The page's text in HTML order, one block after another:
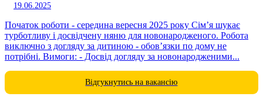
19.06.2025
Початок роботи - середина вересня 2025 року Сім’я шукає
турботливу і досвідчену няню для новонародженого. Робота
виключно з догляду за дитиною - обов’язки по дому не
потрібні. Вимоги: - Досвід догляду за новонародженими...
Відгукнутись на вакансію